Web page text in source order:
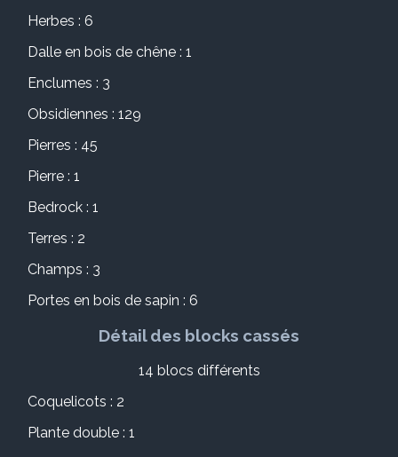
Herbes : 6
Dalle en bois de chêne : 1
Enclumes : 3
Obsidiennes : 129
Pierres : 45
Pierre : 1
Bedrock : 1
Terres : 2
Champs : 3
Portes en bois de sapin : 6
Détail des blocks cassés
14 blocs différents
Coquelicots : 2
Plante double : 1